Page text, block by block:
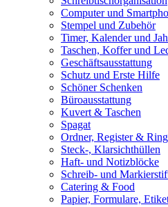
Computer und
Stempel und Zubehör
Timer, Kalender und
Taschen, Koffer und
Geschäftsausstattung
Schutz und Erste Hilfe
Schöner Schenken
Büroausstattung
Kuvert & Taschen
Spagat
Ordner, Register &
Steck-, Klarsichthüllen
Haft- und Notizblöcke
Schreib- und
Catering & Food
Papier, Formulare,